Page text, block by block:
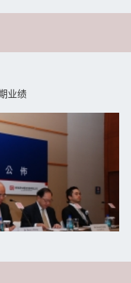
业绩